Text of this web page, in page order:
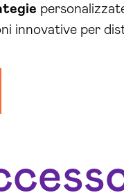
innovative per